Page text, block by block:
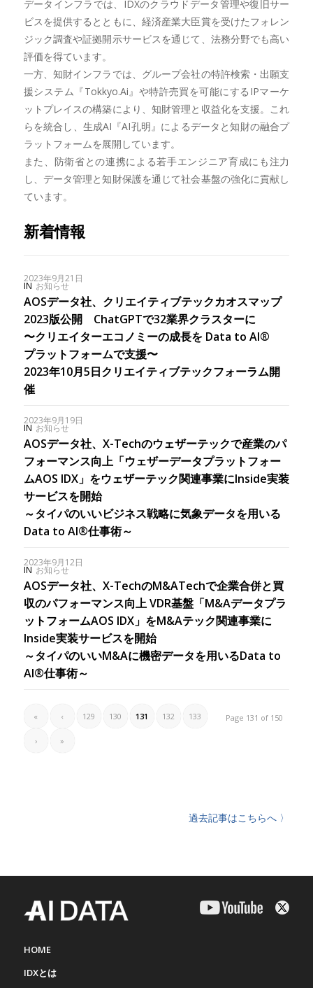
データインフラでは、IDXのクラウドデータ管理や復旧サー
ビスを提供するとともに、経済産業大臣賞を受けたフォレン
ジック調査や証拠開示サービスを通じて、法務分野でも高い
評価を得ています。
一方、知財インフラでは、グループ会社の特許検索・出願支
援システム『Tokkyo.Ai』や特許売買を可能にするIPマーケ
ットプレイスの構築により、知財管理と収益化を支援。これ
らを統合し、生成AI『AI孔明』によるデータと知財の融合プ
ラットフォームを展開しています。
また、防衛省との連携による若手エンジニア育成にも注力
し、データ管理と知財保護を通じて社会基盤の強化に貢献し
ています。
新着情報
2023年9月21日
IN お知らせ
AOSデータ社、クリエイティブテックカオスマップ
2023版公開 ChatGPTで32業界クラスターに
〜クリエイターエコノミーの成長を Data to AI®
プラットフォームで支援〜
2023年10月5日クリエイティブテックフォーラム開
催
2023年9月19日
IN お知らせ
AOSデータ社、X-Techのウェザーテックで産業のパ
フォーマンス向上「ウェザーデータプラットフォー
ムAOS IDX」をウェザーテック関連事業にInside実装
サービスを開始
～タイパのいいビジネス戦略に気象データを用いる
Data to AI®仕事術～
2023年9月12日
IN お知らせ
AOSデータ社、X-TechのM&ATechで企業合併と買
収のパフォーマンス向上 VDR基盤「M&Aデータプラ
ットフォームAOS IDX」をM&Aテック関連事業に
Inside実装サービスを開始
～タイパのいいM&Aに機密データを用いるData to
AI®仕事術～
Page 131 of 150
« ‹ 129 130 131 132 133
› »
過去記事はこちらへ 〉
HOME
IDXとは